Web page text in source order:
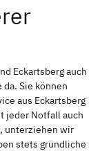
Bamberg
Passau
Mittelfranken
Eckartsberg auch
Sie können
aus Eckartsberg
jeder Notfall auch
unterziehen wir
stets gründliche